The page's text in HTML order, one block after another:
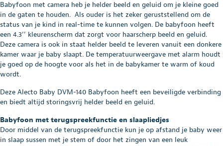
Babyfoon met camera heb je helder beeld en geluid om je kleine goed
in de gaten te houden. Als ouder is het zeker geruststellend om de
status van je kind in real-time te kunnen volgen. De babyfoon heeft
een 4.3’’ kleurenscherm dat zorgt voor haarscherp beeld en geluid.
Deze camera is ook in staat helder beeld te leveren vanuit een donkere
kamer waar je baby slaapt. De temperatuurweergave met alarm houdt
je goed op de hoogte voor als het in de babykamer te warm of koud
wordt.
Deze Alecto Baby DVM-140 Babyfoon heeft een beveiligde verbinding
en biedt altijd storingsvrij helder beeld en geluid.
Babyfoon met terugspreekfunctie en slaapliedjes
Door middel van de terugspreekfunctie kun je op afstand je baby weer
in slaap sussen met je stem of door het zingen van een leuk